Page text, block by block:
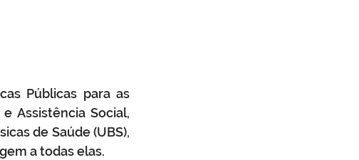
Públicas para as
Assistência Social,
de Saúde (UBS),
a todas elas.